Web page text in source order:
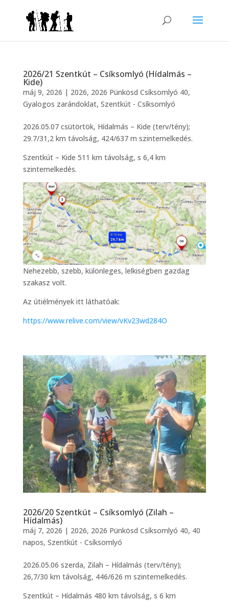
2026/21 Szentkút – Csíksomlyó (Hídalmás –
Kide)
máj 9, 2026 | 2026, 2026 Pünkösd Csíksomlyó 40,
Gyalogos zarándoklat, Szentkút - Csíksomlyó
2026.05.07 csütörtök, Hídalmás – Kide (terv/tény);
29.7/31,2 km távolság, 424/637 m szintemelkedés.
Szentkút – Kide 511 km távolság, s 6,4 km
szintemelkedés.
Nehezebb, szebb, különleges, lelkiségben gazdag
szakasz volt.
Az útiélmények itt láthatóak:
https://www.relive.com/view/vKv23wd284O
2026/20 Szentkút – Csíksomlyó (Zilah –
Hídalmás)
máj 7, 2026 | 2026, 2026 Pünkösd Csíksomlyó 40, 40
napos, Szentkút - Csíksomlyó
2026.05.06 szerda, Zilah – Hídalmás (terv/tény);
26,7/30 km távolság, 446/626 m szintemelkedés.
Szentkút – Hídalmás 480 km távolság, s 6 km